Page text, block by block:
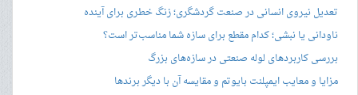
تعدیل نیروی انسانی در صنعت گردشگری؛ زنگ خطری برای آینده
ناودانی یا نبشی؛ کدام مقطع برای سازه شما مناسب‌تر است؟
بررسی کاربردهای لوله صنعتی در سازه‌های بزرگ
مزایا و معایب ایمپلنت بایوتم و مقایسه آن با دیگر برندها